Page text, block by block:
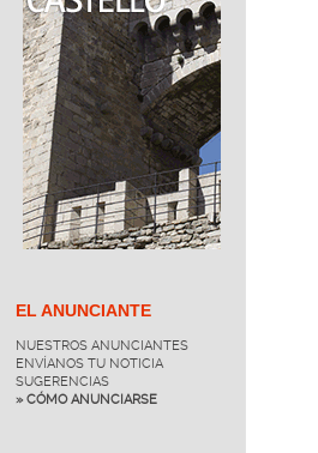
EL ANUNCIANTE
NUESTROS ANUNCIANTES
ENVÍANOS TU NOTICIA
SUGERENCIAS
» CÓMO ANUNCIARSE